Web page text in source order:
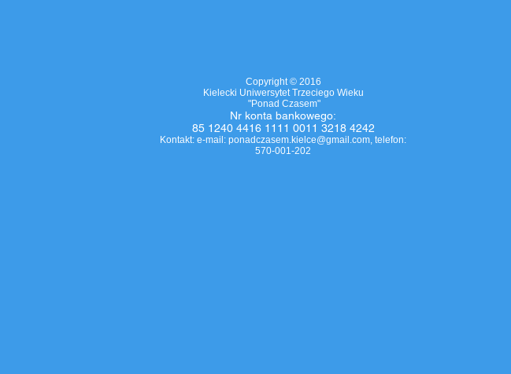
Copyright © 2016
Kielecki Uniwersytet Trzeciego Wieku
"Ponad Czasem"
Nr konta bankowego:
85 1240 4416 1111 0011 3218 4242
Kontakt: e-mail: ponadczasem.kielce@gmail.com, telefon:
570-001-202